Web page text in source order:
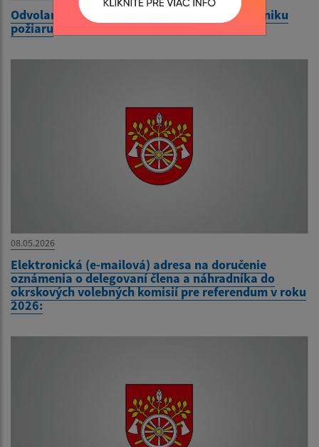
Odvolanie času zvýšeného nebezpečenstva vzniku
požiaru
08.05.2026
Elektronická (e-mailová) adresa na doručenie
oznámenia o delegovaní člena a náhradníka do
okrskových volebných komisií pre referendum v roku
2026: